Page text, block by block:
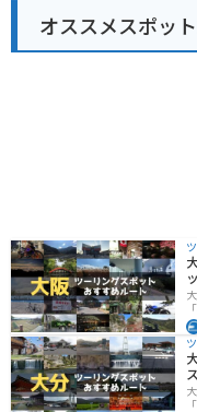
バイ
てい
く、ツ
オススメスポッ